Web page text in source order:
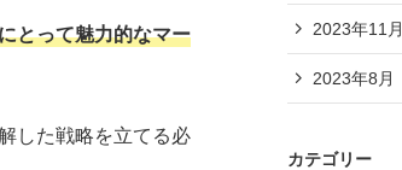
2023年11月
2023年8月
カテゴリー